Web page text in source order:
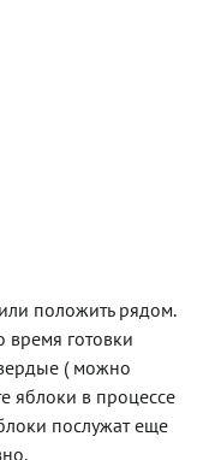
чай с
положить рядом.
время готовки
( можно
яблоки в процессе
послужат еще